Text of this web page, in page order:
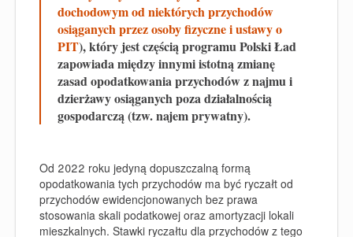
dochodowym od niektórych przychodów
osiąganych przez osoby fizyczne i ustawy o
PIT), który jest częścią programu Polski Ład
zapowiada między innymi istotną zmianę
zasad opodatkowania przychodów z najmu i
dzierżawy osiąganych poza działalnością
gospodarczą (tzw. najem prywatny).
Od 2022 roku jedyną dopuszczalną formą
opodatkowania tych przychodów ma być ryczałt od
przychodów ewidencjonowanych bez prawa
stosowania skali podatkowej oraz amortyzacji lokali
mieszkalnych. Stawki ryczałtu dla przychodów z tego